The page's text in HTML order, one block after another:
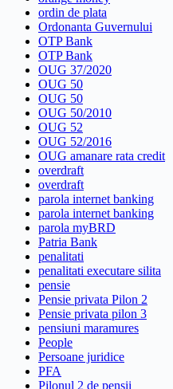
ordin de plata
Ordonanta Guvernului
OTP Bank
OTP Bank
OUG 37/2020
OUG 50
OUG 50
OUG 50/2010
OUG 52
OUG 52/2016
OUG amanare rata credit
overdraft
overdraft
parola internet banking
parola internet banking
parola myBRD
Patria Bank
penalitati
penalitati executare silita
pensie
Pensie privata Pilon 2
Pensie privata pilon 3
pensiuni maramures
People
Persoane juridice
PFA
Pilonul 2 de pensii